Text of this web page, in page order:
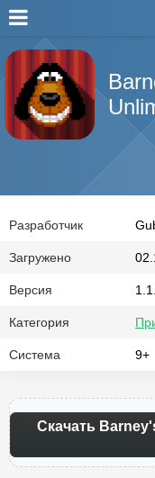
Разработчик
Загружено
Версия
Категория
Система 9+
Скачать